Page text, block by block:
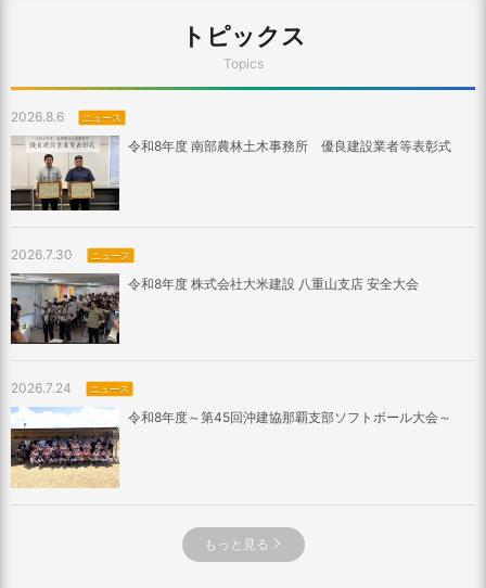
トピックス
Topics
2026.8.6 ニュース
令和8年度 南部農林土木事務所 優良建設業者等表彰式
2026.7.30 ニュース
令和8年度 株式会社大米建設 八重山支店 安全大会
2026.7.24 ニュース
令和8年度～第45回沖建協那覇支部ソフトボール大会～
もっと見る